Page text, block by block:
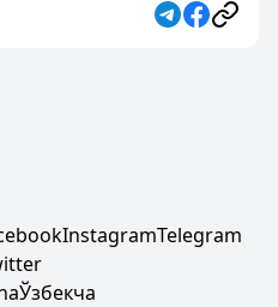
InstagramTelegram
Ўзбекча